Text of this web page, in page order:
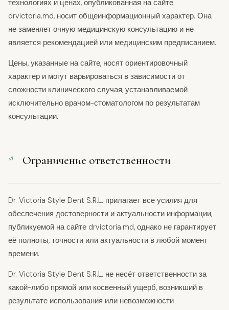
технологиях и ценах, опубликованная на сайте
drvictoria.md, носит общеинформационный характер. Она
не заменяет очную медицинскую консультацию и не
является рекомендацией или медицинским предписанием.
Цены, указанные на сайте, носят ориентировочный
характер и могут варьироваться в зависимости от
сложности клинического случая, устанавливаемой
исключительно врачом-стоматологом по результатам
консультации.
18 Ограничение ответственности
Dr. Victoria Style Dent S.R.L. прилагает все усилия для
обеспечения достоверности и актуальности информации,
публикуемой на сайте drvictoria.md, однако не гарантирует
её полноты, точности или актуальности в любой момент
времени.
Dr. Victoria Style Dent S.R.L. не несёт ответственности за
какой-либо прямой или косвенный ущерб, возникший в
результате использования или невозможности